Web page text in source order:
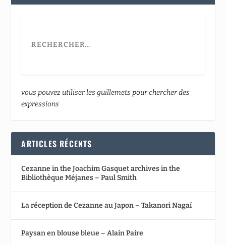
vous pouvez utiliser les guillemets pour chercher des
expressions
ARTICLES RÉCENTS
Cezanne in the Joachim Gasquet archives in the
Bibliothèque Méjanes – Paul Smith
La réception de Cezanne au Japon – Takanori Nagaï
Paysan en blouse bleue – Alain Paire